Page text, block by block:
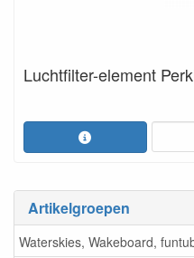
Artikelgroepen
Waterskies, Wakeboard,
Luchtfilter-element